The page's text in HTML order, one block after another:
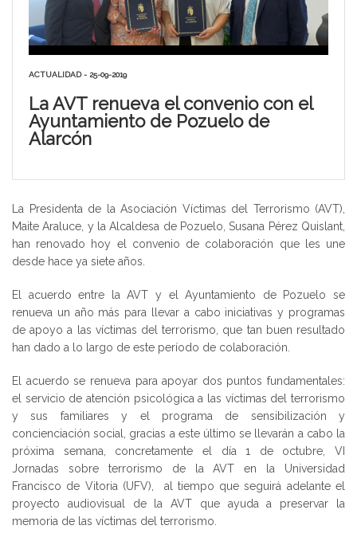
ACTUALIDAD - 25-09-2019
La AVT renueva el convenio con el
Ayuntamiento de Pozuelo de
Alarcón
La Presidenta de la Asociación Víctimas del Terrorismo (AVT),
Maite Araluce, y la Alcaldesa de Pozuelo, Susana Pérez Quislant,
han renovado hoy el convenio de colaboración que les une
desde hace ya siete años.
El acuerdo entre la AVT y el Ayuntamiento de Pozuelo se
renueva un año más para llevar a cabo iniciativas y programas
de apoyo a las víctimas del terrorismo, que tan buen resultado
han dado a lo largo de este período de colaboración.
El acuerdo se renueva para apoyar dos puntos fundamentales:
el servicio de atención psicológica a las víctimas del terrorismo
y sus familiares y el programa de sensibilización y
concienciación social, gracias a este último se llevarán a cabo la
próxima semana, concretamente el día 1 de octubre, VI
Jornadas sobre terrorismo de la AVT en la Universidad
Francisco de Vitoria (UFV), al tiempo que seguirá adelante el
proyecto audiovisual de la AVT que ayuda a preservar la
memoria de las víctimas del terrorismo.